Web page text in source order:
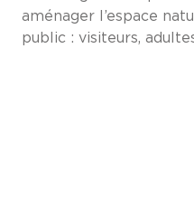
aménager l’espace
public : visiteurs,